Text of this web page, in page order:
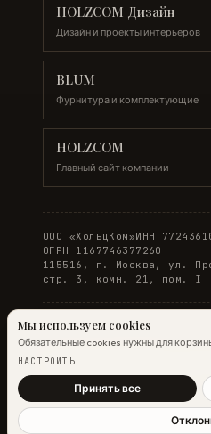
HOLZCOM Дизайн
Дизайн и проекты интерьеров
BLUM
Фурнитура и комплектующие
HOLZCOM
Главный сайт компании
ООО «ХольцКом»ИНН
ОГРН 1167746377260
115516, г. Москва, ул.
стр. 3, комн. 21, пом. I
© 2026 WOODONLINE. Все
Мы используем cookies
Обязательные cookies нужны для
маркетинговые помогают улучшить
НАСТРОИТЬ
Принять все